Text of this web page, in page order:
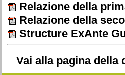
Relazione della
Relazione della
Structure ExAnte
Vai alla pagina della